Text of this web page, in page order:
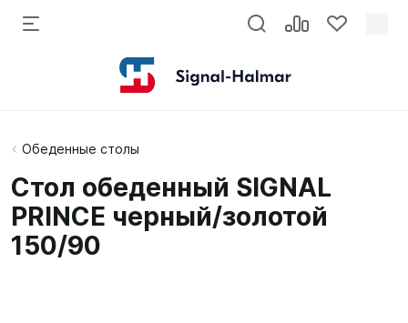
Обеденные столы
Стол обеденный SIGNAL
PRINCE черный/золотой
150/90